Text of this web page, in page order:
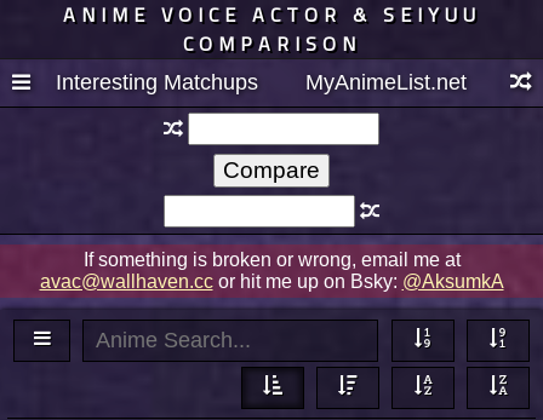
ANIME VOICE ACTOR & SEIYUU
COMPARISON
Interesting Matchups MyAnimeList.net
If something is broken or wrong, email me at
avac@wallhaven.ccor hit me up on Bsky: @AksumkA